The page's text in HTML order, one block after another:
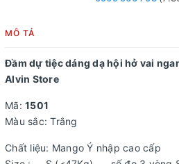
MÔ TẢ
Đầm dự tiệc dáng dạ hội hở vai
Alvin Store
Mã: 1501
Màu sắc: Trắng
Chất liệu: Mango Ý nhập cao cấp